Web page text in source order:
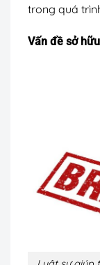
trong quá
Vấn đề sở